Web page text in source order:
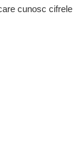
cunosc cifrele